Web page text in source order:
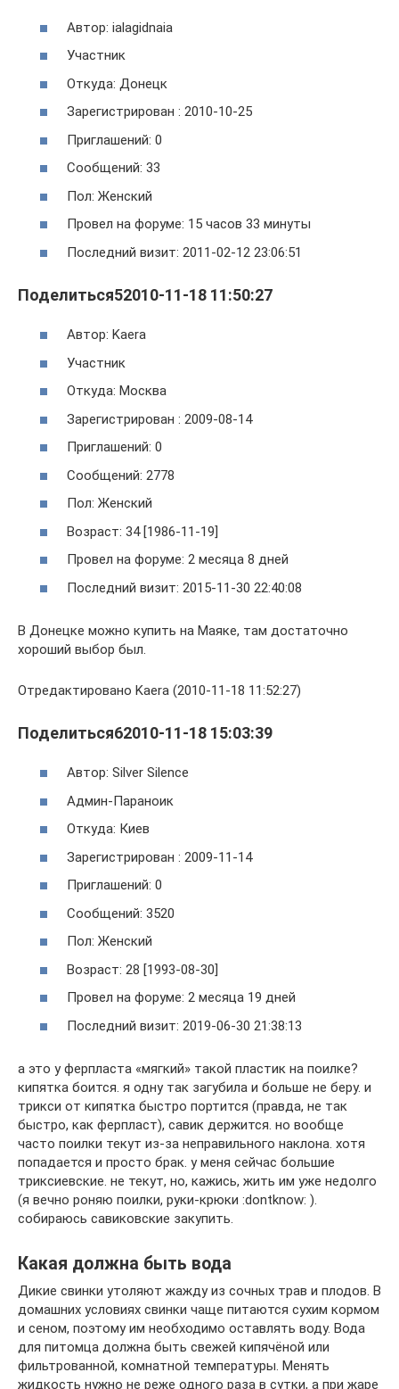
Автор: ialagidnaia
Участник
Откуда: Донецк
Зарегистрирован : 2010-10-25
Приглашений: 0
Сообщений: 33
Пол: Женский
Провел на форуме: 15 часов 33 минуты
Последний визит: 2011-02-12 23:06:51
Поделиться52010-11-18 11:50:27
Автор: Kaera
Участник
Откуда: Москва
Зарегистрирован : 2009-08-14
Приглашений: 0
Сообщений: 2778
Пол: Женский
Возраст: 34 [1986-11-19]
Провел на форуме: 2 месяца 8 дней
Последний визит: 2015-11-30 22:40:08
В Донецке можно купить на Маяке, там достаточно
хороший выбор был.
Отредактировано Kaera (2010-11-18 11:52:27)
Поделиться62010-11-18 15:03:39
Автор: Silver Silence
Админ-Параноик
Откуда: Киев
Зарегистрирован : 2009-11-14
Приглашений: 0
Сообщений: 3520
Пол: Женский
Возраст: 28 [1993-08-30]
Провел на форуме: 2 месяца 19 дней
Последний визит: 2019-06-30 21:38:13
а это у ферпласта «мягкий» такой пластик на поилке?
кипятка боится. я одну так загубила и больше не беру. и
трикси от кипятка быстро портится (правда, не так
быстро, как ферпласт), савик держится. но вообще
часто поилки текут из-за неправильного наклона. хотя
попадается и просто брак. у меня сейчас большие
триксиевские. не текут, но, кажись, жить им уже недолго
(я вечно роняю поилки, руки-крюки :dontknow: ).
собираюсь савиковские закупить.
Какая должна быть вода
Дикие свинки утоляют жажду из сочных трав и плодов. В
домашних условиях свинки чаще питаются сухим кормом
и сеном, поэтому им необходимо оставлять воду. Вода
для питомца должна быть свежей кипячёной или
фильтрованной, комнатной температуры. Менять
жидкость нужно не реже одного раза в сутки, а при жаре